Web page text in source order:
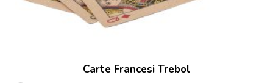
Carte Francesi Trebol